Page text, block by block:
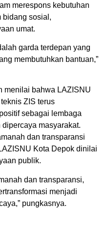
merespons kebutuhan
bidang sosial,
umat.
garda terdepan yang
membutuhkan bantuan,”
menilai bahwa LAZISNU
ZIS terus
sebagai lembaga
masyarakat.
dan transparansi
Kota Depok dinilai
publik.
dan transparansi,
menjadi
pungkasnya.